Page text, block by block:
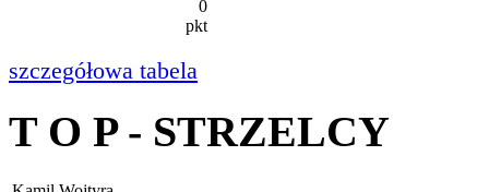
0
pkt
szczegółowa tabela
T O P - STRZELCY